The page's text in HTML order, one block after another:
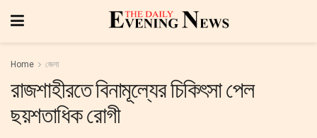
Home জেলা
রাজশাহীরতে বিনামূল্যের চিকিৎসা পেল
ছয়শতাধিক রোগী